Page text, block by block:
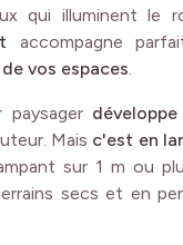
qui illuminent le
accompagne
vos espaces.
Mais c'est en
sur 1 m ou
secs et en